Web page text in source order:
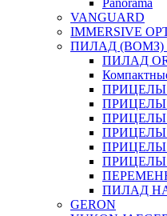
Panorama
VANGUARD
IMMERSIVE
ПИЛАД (ВОМЗ)
ПИЛАД
ПРИЦЕЛЫ
ПРИЦЕЛЫ
ПРИЦЕЛЫ
ПРИЦЕЛЫ
ПРИЦЕЛЫ
ПРИЦЕЛЫ
ПИЛАД
GERON